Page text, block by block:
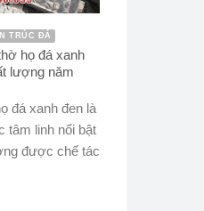
TRÚC ĐÁ
họ đá xanh
lượng năm
đá xanh đen là
tâm linh nổi bật
được chế tác